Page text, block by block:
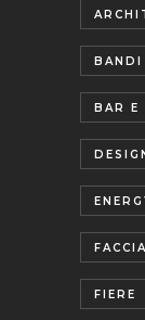
BANDI
BAR E
FIERE